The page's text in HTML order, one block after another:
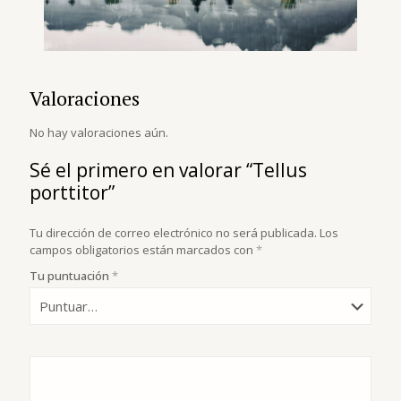
Valoraciones
No hay valoraciones aún.
Sé el primero en valorar “Tellus
porttitor”
Tu dirección de correo electrónico no será publicada. Los
campos obligatorios están marcados con *
Tu puntuación *